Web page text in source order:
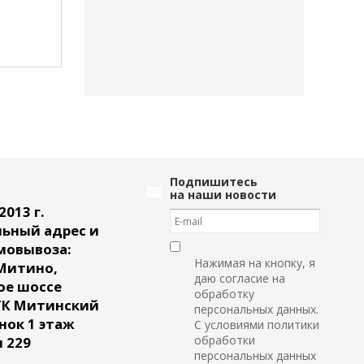
г.
адрес и
шоссе
Митинский
1 этаж
229
Подпишитесь
на наши новости
Нажимая на кнопку, я
даю согласие на
обработку
персональных данных.
С условиями политики
обработки
персональных данных